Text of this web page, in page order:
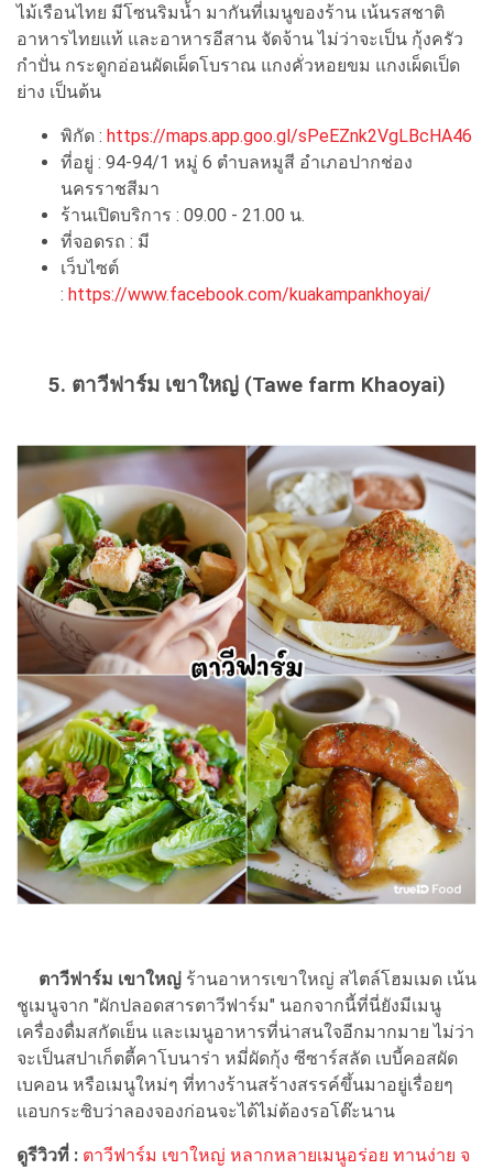
ไม้เรือนไทย มีโซนริมน้ำ มากันที่เมนูของร้าน เน้นรสชาติ
อาหารไทยแท้ และอาหารอีสาน จัดจ้าน ไม่ว่าจะเป็น กุ้งครัว
กำปั่น กระดูกอ่อนผัดเผ็ดโบราณ แกงคั่วหอยขม แกงเผ็ดเป็ด
ย่าง เป็นต้น
พิกัด : https://maps.app.goo.gl/sPeEZnk2VgLBcHA46
ที่อยู่ : 94-94/1 หมู่ 6 ตำบลหมูสี อำเภอปากช่อง
นครราชสีมา
ร้านเปิดบริการ : 09.00 - 21.00 น.
ที่จอดรถ : มี
เว็บไซต์
: https://www.facebook.com/kuakampankhoyai/
5. ตาวีฟาร์ม เขาใหญ่ (Tawe farm Khaoyai)
ตาวีฟาร์ม เขาใหญ่ ร้านอาหารเขาใหญ่ สไตล์โฮมเมด เน้น
ชูเมนูจาก "ผักปลอดสารตาวีฟาร์ม" นอกจากนี้ที่นี่ยังมีเมนู
เครื่องดื่มสกัดเย็น และเมนูอาหารที่น่าสนใจอีกมากมาย ไม่ว่า
จะเป็นสปาเก็ตตี้คาโบนาร่า หมี่ผัดกุ้ง ซีซาร์สลัด เบบี้คอสผัด
เบคอน หรือเมนูใหม่ๆ ที่ทางร้านสร้างสรรค์ขึ้นมาอยู่เรื่อยๆ
แอบกระซิบว่าลองจองก่อนจะได้ไม่ต้องรอโต๊ะนาน
ดูรีวิวที่ : ตาวีฟาร์ม เขาใหญ่ หลากหลายเมนูอร่อย ทานง่าย จ